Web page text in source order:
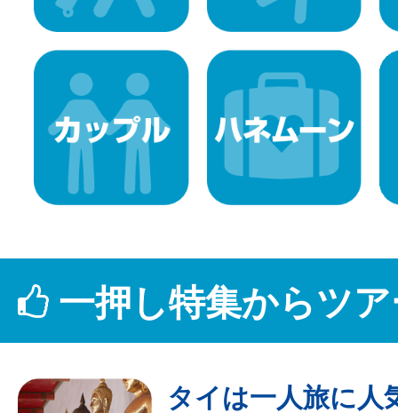
一押し特集からツ
タイは一人旅に人